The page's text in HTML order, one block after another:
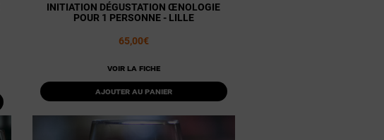
INITIATION DÉGUSTATION ŒNOLOGIE
POUR 1 PERSONNE - LILLE
65,00€
Voir la fiche
Ajouter au panier